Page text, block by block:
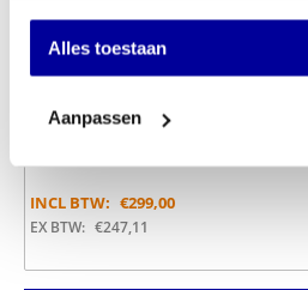
Alles toestaan
Aanpassen
INCL BTW: €299,00
EX BTW: €247,11